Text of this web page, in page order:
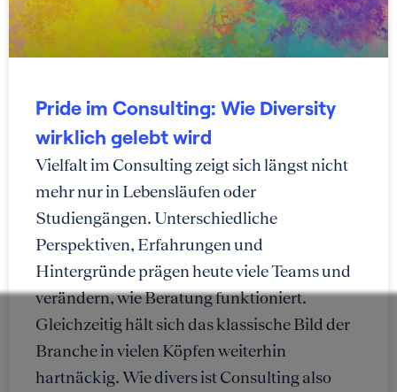
Pride im Consulting: Wie Diversity
wirklich gelebt wird
Vielfalt im Consulting zeigt sich längst nicht
mehr nur in Lebensläufen oder
Studiengängen. Unterschiedliche
Perspektiven, Erfahrungen und
Hintergründe prägen heute viele Teams und
verändern, wie Beratung funktioniert.
Gleichzeitig hält sich das klassische Bild der
Branche in vielen Köpfen weiterhin
hartnäckig. Wie divers ist Consulting also